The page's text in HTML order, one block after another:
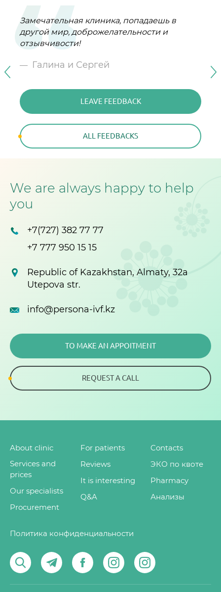
Замечательная клиника, попадаешь в
другой мир, доброжелательности и
отзывчивости!
Галина и Сергей
LEAVE FEEDBACK
ALL FEEDBACKS
От всего сердца поздравляю клинику ,,
Персона,, с Юбилеем!
LEAVE FEEDBACK
ALL FEEDBACKS
We are always happy to help
you
+7(727) 382 77 77
+7 777 950 15 15
Republic of Kazakhstan, Almaty, 32a
Utepova str.
info@persona-ivf.kz
TO MAKE AN APPOITMENT
REQUEST A CALL
About clinic
Services and
prices
Our specialists
Procurement
For patients
Reviews
It is interesting
Q&A
Contacts
ЭКО по квоте
Pharmacy
Анализы
Политика конфиденциальности